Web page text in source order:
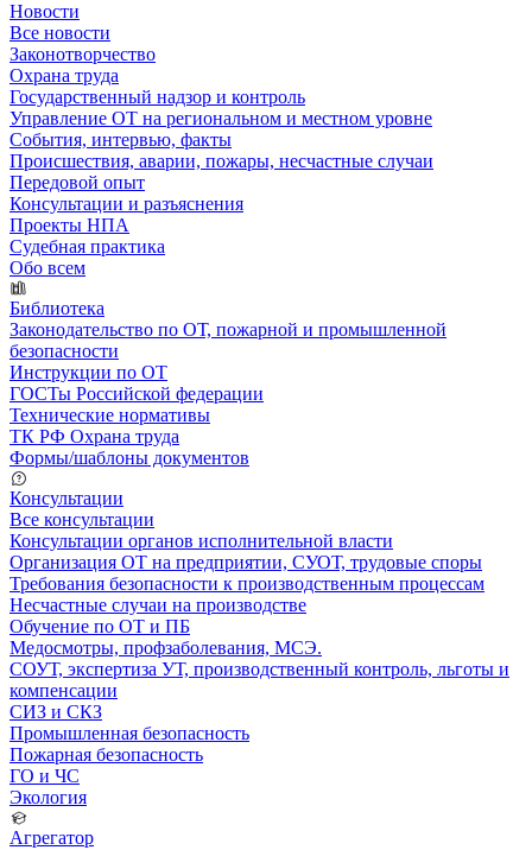
Новости
Все новости
Законотворчество
Охрана труда
Государственный надзор и контроль
Управление ОТ на региональном и местном уровне
События, интервью, факты
Происшествия, аварии, пожары, несчастные случаи
Передовой опыт
Консультации и разъяснения
Проекты НПА
Судебная практика
Обо всем
Библиотека
Законодательство по ОТ, пожарной и промышленной
безопасности
Инструкции по ОТ
ГОСТы Российской федерации
Технические нормативы
ТК РФ Охрана труда
Формы/шаблоны документов
Консультации
Все консультации
Консультации органов исполнительной власти
Организация ОТ на предприятии, СУОТ, трудовые споры
Требования безопасности к производственным процессам
Несчастные случаи на производстве
Обучение по ОТ и ПБ
Медосмотры, профзаболевания, МСЭ.
СОУТ, экспертиза УТ, производственный контроль, льготы и
компенсации
СИЗ и СКЗ
Промышленная безопасность
Пожарная безопасность
ГО и ЧС
Экология
Агрегатор